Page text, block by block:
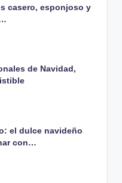
casero, esponjoso y
de Navidad,
el dulce navideño
con…